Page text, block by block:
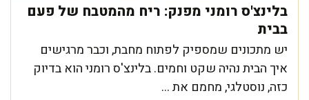
בלינצ'ס רומני מפנק: ריח מהמטבח של פעם
בבית
יש מתכונים שמספיק לפתוח מחבת, וכבר מרגישים
איך הבית נהיה שקט וחמים. בלינצ'ס רומני הוא בדיוק
כזה, נוסטלגי, מחמם את ...